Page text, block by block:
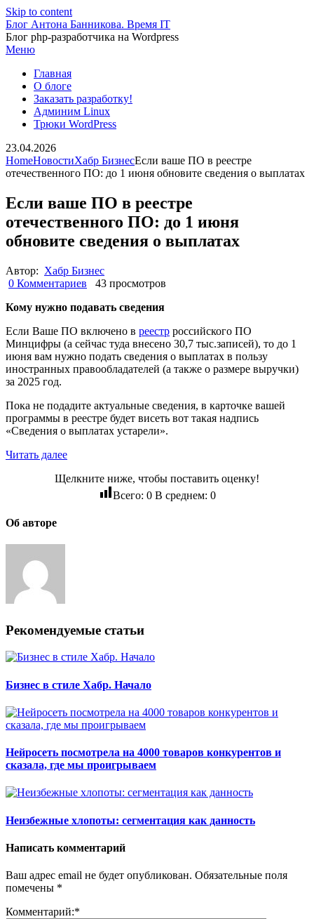
Skip to content
Блог Антона Банникова. Время IT
Блог php-разработчика на Wordpress
Меню
Главная
О блоге
Заказать разработку!
Админим Linux
Трюки WordPress
23.04.2026
HomeНовостиХабр БизнесЕсли ваше ПО в реестре
отечественного ПО: до 1 июня обновите сведения о выплатах
Если ваше ПО в реестре
отечественного ПО: до 1 июня
обновите сведения о выплатах
Автор: Хабр Бизнес
0 Комментариев
43 просмотров
Кому нужно подавать сведения
Если Ваше ПО включено в реестр российского ПО
Минцифры (а сейчас туда внесено 30,7 тыс.записей), то до 1
июня вам нужно подать сведения о выплатах в пользу
иностранных правообладателей (а также о размере выручки)
за 2025 год.
Пока не подадите актуальные сведения, в карточке вашей
программы в реестре будет висеть вот такая надпись
«Сведения о выплатах устарели».
Читать далее
Щелкните ниже, чтобы поставить оценку!
Всего: 0В среднем: 0
Об авторе
Рекомендуемые статьи
Бизнес в стиле Хабр. Начало
Нейросеть посмотрела на 4000 товаров конкурентов и
сказала, где мы проигрываем
Неизбежные хлопоты: сегментация как данность
Написать комментарий
Ваш адрес email не будет опубликован. Обязательные поля
помечены *
Комментарий:*